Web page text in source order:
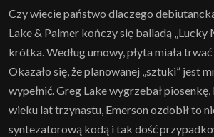
Czy wiecie państwo dlaczego
Lake & Palmer kończy się balladą „Lucky
krótka. Według umowy, płyta miała trwać
Okazało się, że planowanej „sztuki” jest
wypełnić. Greg Lake wygrzebał
wieku lat trzynastu, Emerson ozdobił to
syntezatorową kodą i tak dość